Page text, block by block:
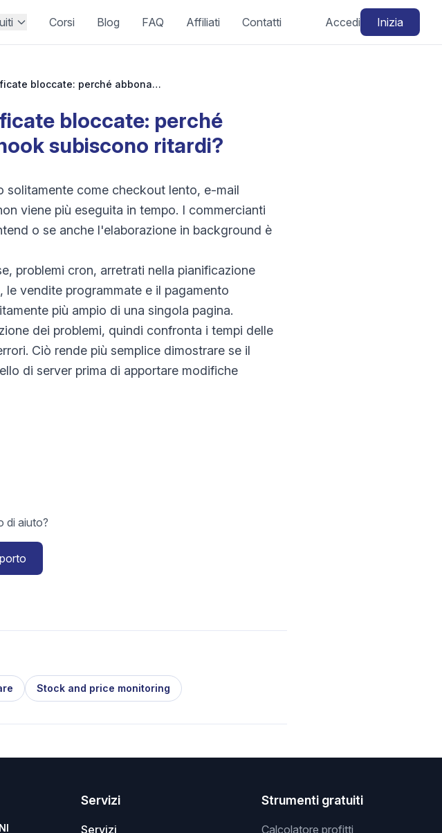
Corsi Blog FAQ Affiliati Contatti Accedi Inizia
WooCommerce azioni pianificate bloccate: perché abbonamenti, e-mail o webhook subiscono ritardi?
bloccate: perché
subiscono ritardi?
solitamente come checkout lento, e-mail
viene più eseguita in tempo. I commercianti
o se anche l'elaborazione in background è
problemi cron, arretrati nella pianificazione
le vendite programmate e il pagamento
più ampio di una singola pagina.
dei problemi, quindi confronta i tempi delle
Ciò rende più semplice dimostrare se il
di server prima di apportare modifiche
di aiuto?
Stock and price monitoring
Servizi
Servizi
Strumenti gratuiti
Calcolatore profitti